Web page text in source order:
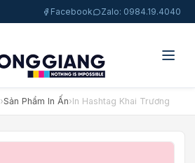
Facebook Zalo: 0984.19.4040
›Sản Phẩm In Ấn›In Hashtag Khai Trương